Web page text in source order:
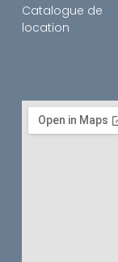
Catalogue de
location